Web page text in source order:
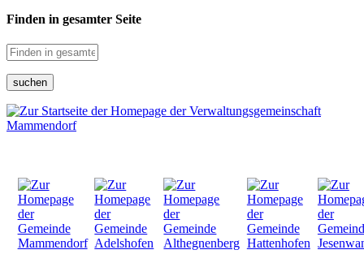
Finden in gesamter Seite
suchen